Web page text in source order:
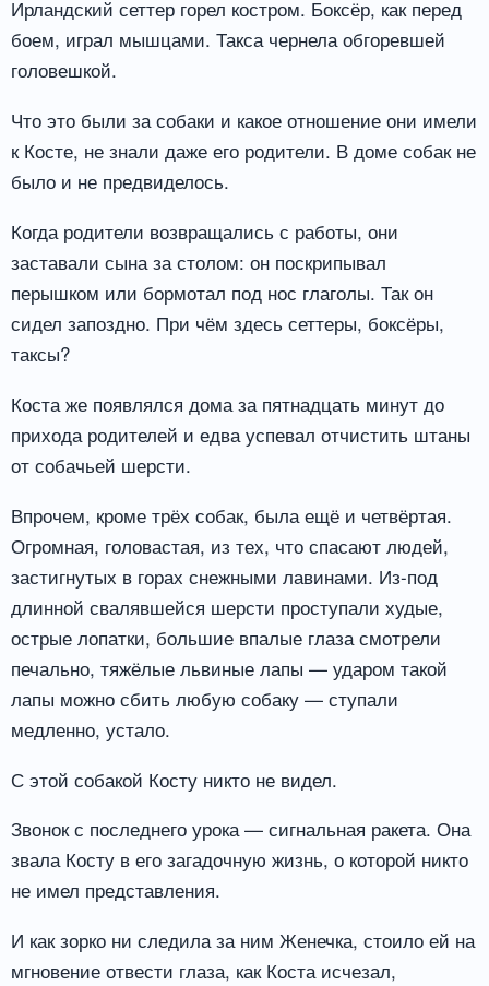
Ирландский сеттер горел костром. Боксёр, как перед
боем, играл мышцами. Такса чернела обгоревшей
головешкой.
Что это были за собаки и какое отношение они имели
к Косте, не знали даже его родители. В доме собак не
было и не предвиделось.
Когда родители возвращались с работы, они
заставали сына за столом: он поскрипывал
перышком или бормотал под нос глаголы. Так он
сидел запоздно. При чём здесь сеттеры, боксёры,
таксы?
Коста же появлялся дома за пятнадцать минут до
прихода родителей и едва успевал отчистить штаны
от собачьей шерсти.
Впрочем, кроме трёх собак, была ещё и четвёртая.
Огромная, головастая, из тех, что спасают людей,
застигнутых в горах снежными лавинами. Из-под
длинной свалявшейся шерсти проступали худые,
острые лопатки, большие впалые глаза смотрели
печально, тяжёлые львиные лапы — ударом такой
лапы можно сбить любую собаку — ступали
медленно, устало.
С этой собакой Косту никто не видел.
Звонок с последнего урока — сигнальная ракета. Она
звала Косту в его загадочную жизнь, о которой никто
не имел представления.
И как зорко ни следила за ним Женечка, стоило ей на
мгновение отвести глаза, как Коста исчезал,